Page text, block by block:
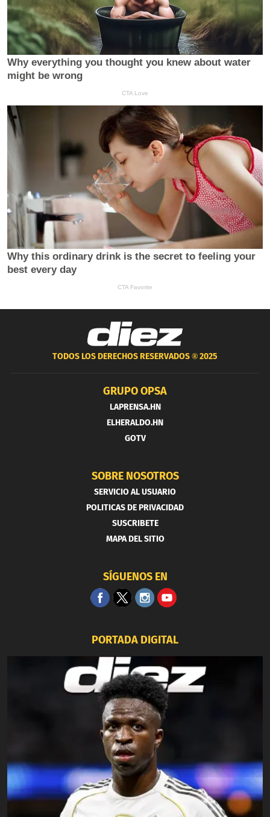
TODOS LOS DERECHOS RESERVADOS ®2025
GRUPO OPSA
LAPRENSA.HN
ELHERALDO.HN
GOTV
SOBRE NOSOTROS
SERVICIO AL USUARIO
POLITICAS DE PRIVACIDAD
SUSCRIBETE
MAPA DEL SITIO
SÍGUENOS EN
PORTADA DIGITAL